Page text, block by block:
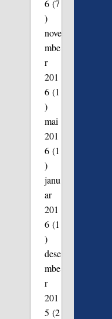
6(7
)
nove
mbe
r
201
6(1
)
mai
201
6(1
)
janu
ar
201
6(1
)
dese
mbe
r
201
5 (2